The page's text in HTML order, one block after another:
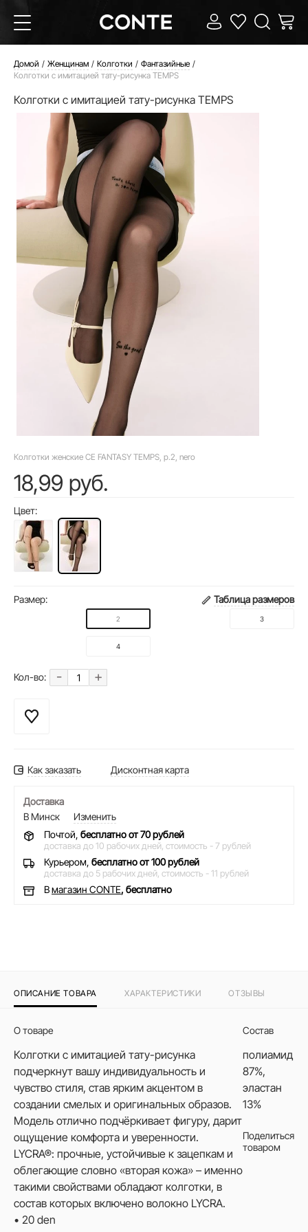
Домой Женщинам Колготки
Фантазийные
Колготки с имитацией тату-рисунка TEMPS
Колготки с имитацией тату-рисунка TEMPS
Колготки женские CE FANTASY TEMPS, р.2, nero
18,99 руб.
Цвет:
Размер: Таблица размеров
2 3
4
Кол-во: - +
Как заказать Дисконтная карта
Доставка
В Минск
Изменить
Почтой, бесплатно от 70 рублей
доставка до 10 рабочих дней, стоимость - 7 рублей
Курьером, бесплатно от 100 рублей
доставка до 5 рабочих дней, стоимость - 11 рублей
Вмагазин CONTE, бесплатно
ОПИСАНИЕ ТОВАРА ХАРАКТЕРИСТИКИ ОТЗЫВЫ
О товаре
Колготки с имитацией тату-рисунка
подчеркнут вашу индивидуальность и
чувство стиля, став ярким акцентом в
создании смелых и оригинальных образов.
Модель отлично подчёркивает фигуру, дарит
ощущение комфорта и уверенности.
LYCRA®: прочные, устойчивые к зацепкам и
облегающие словно «вторая кожа» – именно
такими свойствами обладают колготки, в
состав которых включено волокно LYCRA.
• 20 den
Состав
полиамид
87%,
эластан
13%
Поделиться
товаром